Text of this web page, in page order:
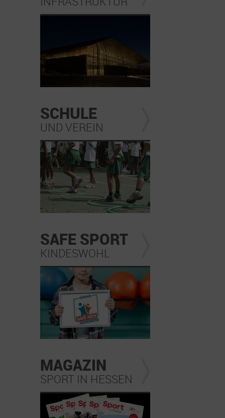
SCHULE
UND VEREIN
SAFE SPORT
KINDESWOHL
MAGAZIN
SPORT IN HESSEN